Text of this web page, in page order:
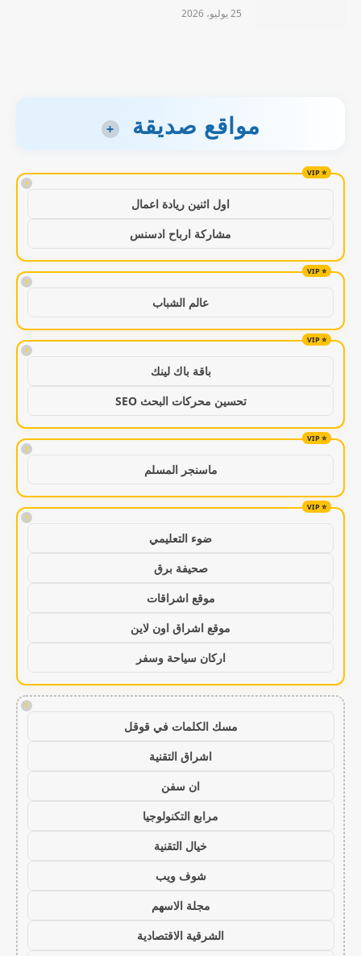
25 يوليو، 2026
مواقع صديقة +
!
اول اثنين ريادة اعمال
مشاركة ارباح ادسنس
!
عالم الشباب
!
باقة باك لينك
تحسين محركات البحث SEO
!
ماسنجر المسلم
!
ضوء التعليمي
صحيفة برق
موقع اشراقات
موقع اشراق اون لاين
اركان سياحة وسفر
!
مسك الكلمات في قوقل
اشراق التقنية
ان سفن
مرابع التكنولوجيا
خيال التقنية
شوف ويب
مجلة الاسهم
الشرقية الاقتصادية